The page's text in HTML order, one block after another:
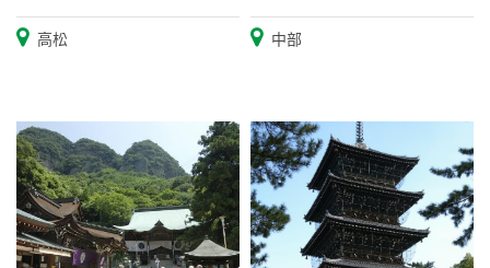
高松 中部